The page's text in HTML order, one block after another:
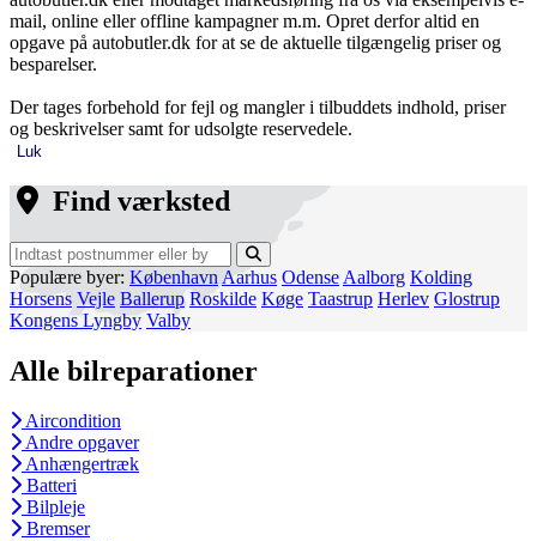
mail, online eller offline kampagner m.m. Opret derfor altid en
opgave på autobutler.dk for at se de aktuelle tilgængelig priser og
besparelser.
Der tages forbehold for fejl og mangler i tilbuddets indhold, priser
og beskrivelser samt for udsolgte reservedele.
Luk
Find værksted
Populære byer: København Aarhus Odense Aalborg Kolding
Horsens Vejle Ballerup Roskilde Køge Taastrup Herlev Glostrup
Kongens Lyngby Valby
Alle bilreparationer
Aircondition
Andre opgaver
Anhængertræk
Batteri
Bilpleje
Bremser